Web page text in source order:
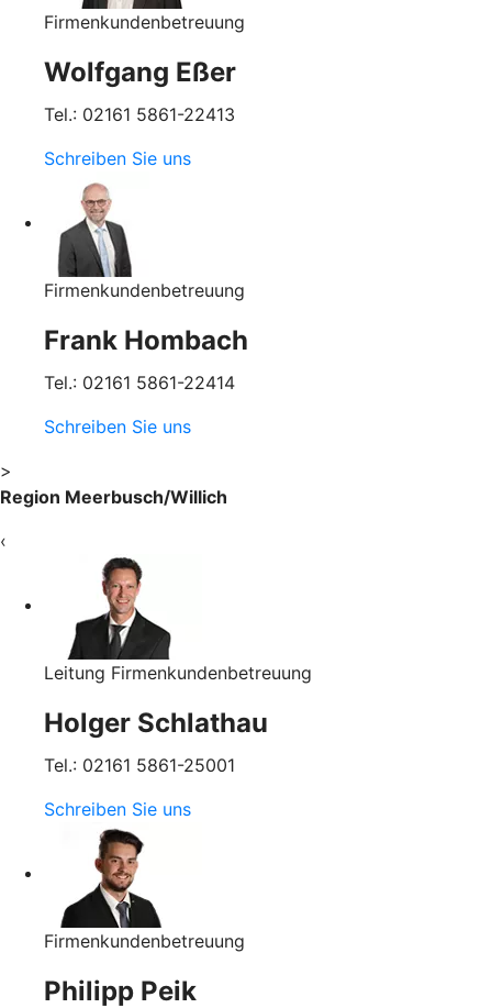
Firmenkundenbetreuung
Wolfgang Eßer
Tel.: 02161 5861-22413
Schreiben Sie uns
Firmenkundenbetreuung
Frank Hombach
Tel.: 02161 5861-22414
Schreiben Sie uns
>
Region Meerbusch/Willich
‹
Leitung Firmenkundenbetreuung
Holger Schlathau
Tel.: 02161 5861-25001
Schreiben Sie uns
Firmenkundenbetreuung
Philipp Peik